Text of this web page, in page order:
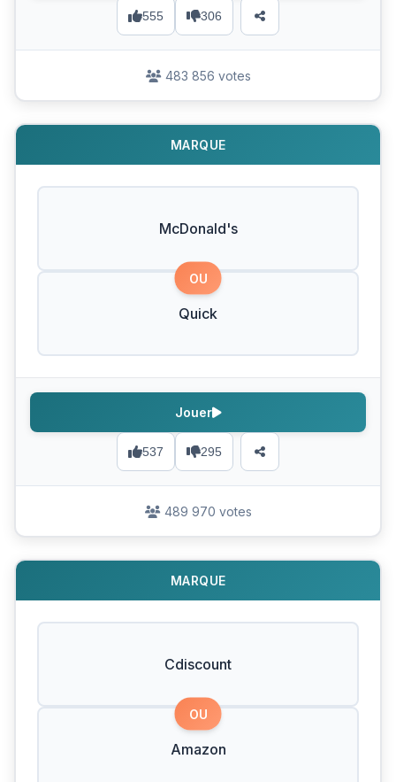
555 306
483 856 votes
MARQUE
McDonald's
OU
Quick
537 295
Jouer
489 970 votes
MARQUE
Cdiscount
OU
Amazon